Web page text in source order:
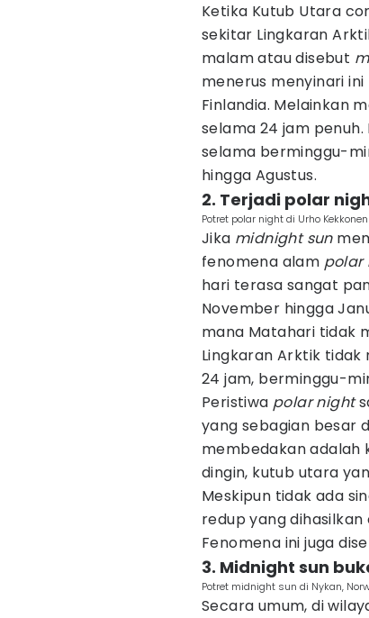
Ketika Kutub Utara
sekitar Lingkaran
malam atau disebut
menerus menyinari
Finlandia. Melainkan
selama 24 jam
selama berminggu-
hingga Agustus.
2. Terjadi polar
Potret polar night di Urho
Jika midnight sun
fenomena alam polar
hari terasa sangat
November hingga
mana Matahari tidak
Lingkaran Arktik
24 jam, berminggu-
Peristiwa polar night
yang sebagian besar
membedakan adalah
dingin, kutub utara
Meskipun tidak ada
redup yang
Fenomena ini juga
3. Midnight sun
Potret midnight sun di Nykan,
Secara umum, di